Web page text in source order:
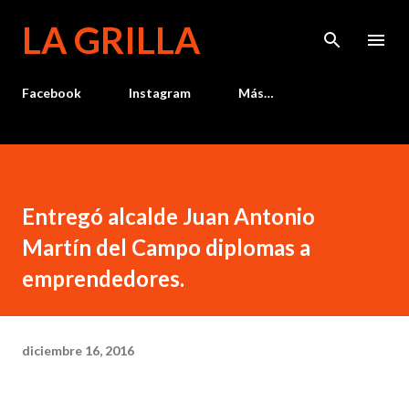
LA GRILLA
Facebook Instagram Más…
Entregó alcalde Juan Antonio
Martín del Campo diplomas a
emprendedores.
diciembre 16, 2016